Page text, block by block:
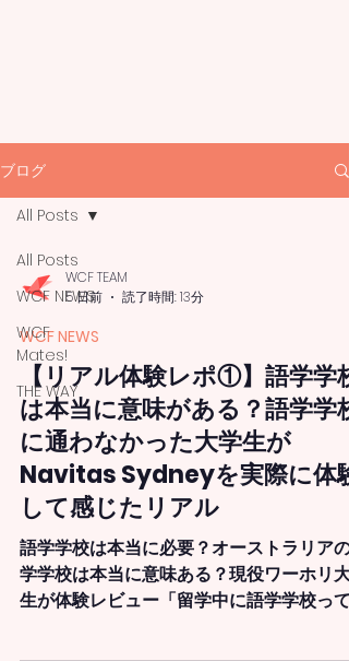
ブログ
All Posts
WCF NEWS
WCF
Mates!
THE WAY
All Posts
WCF TEAM
5 日前
読了時間: 13分
WCF NEWS
【リアル体験レポ①】語学学校
は本当に意味がある？語学学校
に通わなかった大学生が
Navitas Sydneyを実際に体験
して感じたリアル
語学学校は本当に必要？オーストラリアの
学学校は本当に意味ある？現役ワーホリ大
生が体験レビュー「留学中に語学学校って